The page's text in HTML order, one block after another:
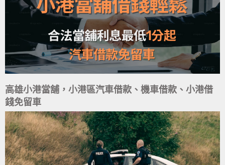
高雄小港當舖，小港區汽車借款、機車借款、小港借
錢免留車